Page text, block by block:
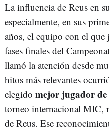
La influencia de Reus en
especialmente, en sus
años, el equipo con el
fases finales del
llamó la atención desde
hitos más relevantes
elegido mejor jugador de
torneo internacional MIC,
de Reus. Ese